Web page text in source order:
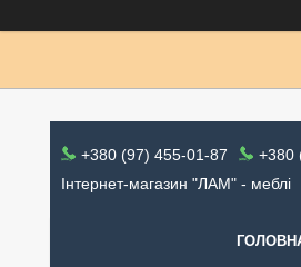
+380 (97) 455-01-87
+380
Інтернет-магазин "ЛАМ" - меблі